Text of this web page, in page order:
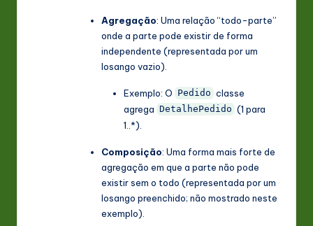
Agregação: Uma relação “todo-parte”
onde a parte pode existir de forma
independente (representada por um
losango vazio).
Exemplo: O Pedido classe
agrega DetalhePedido (1 para
1..*).
Composição: Uma forma mais forte de
agregação em que a parte não pode
existir sem o todo (representada por um
losango preenchido; não mostrado neste
exemplo).